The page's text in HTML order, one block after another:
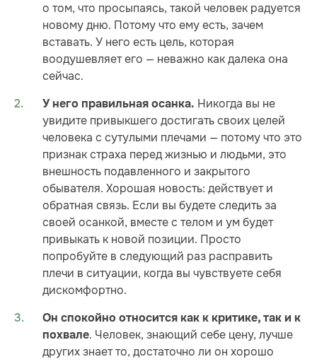
о том, что просыпаясь, такой человек радуется
новому дню. Потому что ему есть, зачем
вставать. У него есть цель, которая
воодушевляет его — неважно как далека она
сейчас.
У него правильная осанка. Никогда вы не
увидите привыкшего достигать своих целей
человека с сутулыми плечами — потому что это
признак страха перед жизнью и людьми, это
внешность подавленного и закрытого
обывателя. Хорошая новость: действует и
обратная связь. Если вы будете следить за
своей осанкой, вместе с телом и ум будет
привыкать к новой позиции. Просто
попробуйте в следующий раз расправить
плечи в ситуации, когда вы чувствуете себя
дискомфортно.
Он спокойно относится как к критике, так и к
похвале. Человек, знающий себе цену, лучше
других знает то, достаточно ли он хорошо